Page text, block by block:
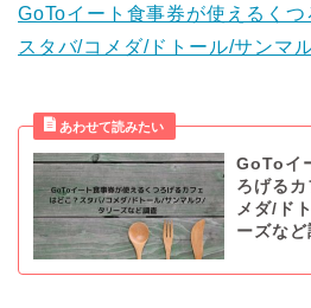
GoToイート食事券が使えるくつ
スタバ/コメダ/ドトール/サンマ
GoToイ
ろげる
メダ/ド
ーズなど